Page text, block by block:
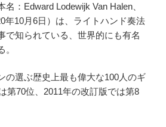
名：Edward Lodewijk Van Halen、
年10月6日）は、ライトハンド奏法
で知られている、世界的にも有名
の選ぶ歴史上最も偉大な100人のギ
第70位、2011年の改訂版では第8